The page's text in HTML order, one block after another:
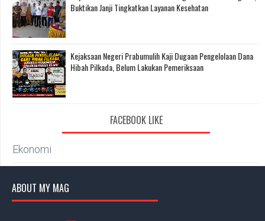
Buktikan Janji Tingkatkan Layanan Kesehatan
Kejaksaan Negeri Prabumulih Kaji Dugaan Pengelolaan Dana
Hibah Pilkada, Belum Lakukan Pemeriksaan
FACEBOOK LIKE
Ekonomi
ABOUT MY MAG